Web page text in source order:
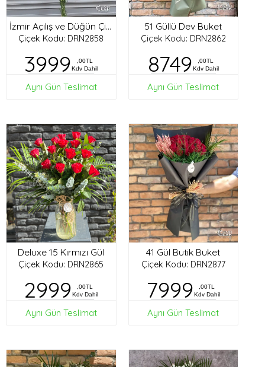
İzmir Açılış ve Düğün Çiçekleri
Çiçek Kodu: DRN2858
3999
,00TL
Kdv Dahil
Aynı Gün Teslimat
51 Güllü Dev Buket
Çiçek Kodu: DRN2862
8749
,00TL
Kdv Dahil
Aynı Gün Teslimat
Deluxe 15 Kırmızı Gül
Çiçek Kodu: DRN2865
2999
,00TL
Kdv Dahil
Aynı Gün Teslimat
41 Gül Butik Buket
Çiçek Kodu: DRN2877
7999
,00TL
Kdv Dahil
Aynı Gün Teslimat